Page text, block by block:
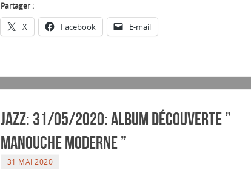
Partager :
X Facebook E-mail
Jazz: 31/05/2020: ALBUM découverte ”
MANOUCHE MODERNE ”
31 MAI 2020